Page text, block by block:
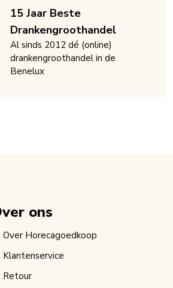
15 Jaar Beste
Drankengroothandel
Al sinds 2012 dé (online)
drankengroothandel in de
Benelux
ons
Over Horecagoedkoop
Klantenservice
Retour